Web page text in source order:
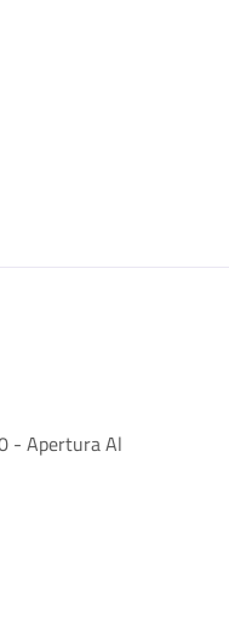
- Apertura Al